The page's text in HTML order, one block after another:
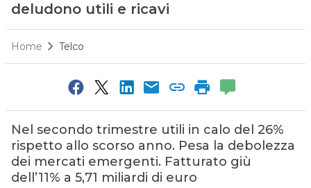
deludono utili e ricavi
Home Telco
Nel secondo trimestre utili in calo del 26%
rispetto allo scorso anno. Pesa la debolezza
dei mercati emergenti. Fatturato giù
dell’11% a 5,71 miliardi di euro